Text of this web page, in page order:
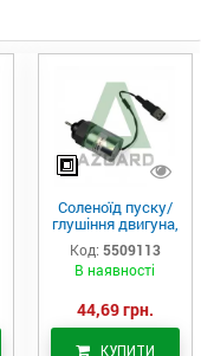
Соленоїд пуску/
глушіння двигуна,
актуатор (550-
9113)
Код: 5509113
В наявності
44,69 грн.
КУПИТИ